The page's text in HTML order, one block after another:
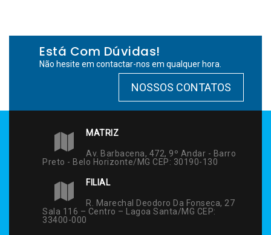
Está Com Dúvidas!
Não hesite em contactar-nos em qualquer hora.
NOSSOS CONTATOS
MATRIZ
Av. Barbacena, 472, 9º Andar - Barro
Preto - Belo Horizonte/MG CEP: 30190-130
FILIAL
R. Marechal Deodoro Da Fonseca, 27
Sala 116 – Centro – Lagoa Santa/MG CEP:
33400-000